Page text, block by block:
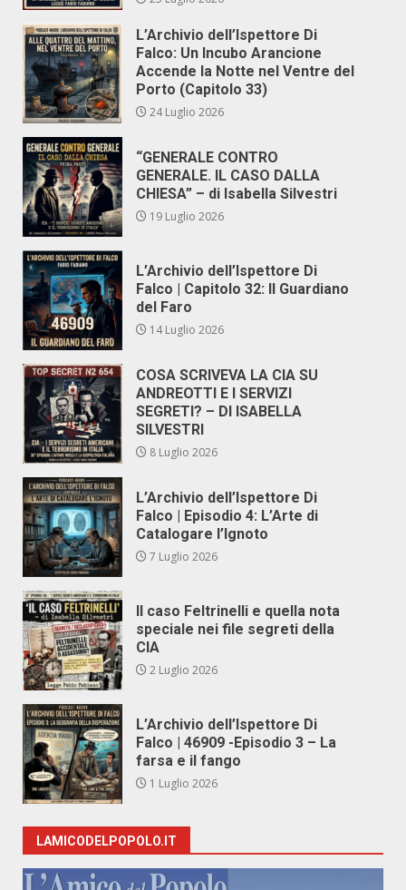
L’Archivio dell’Ispettore Di
Falco: Un Incubo Arancione
Accende la Notte nel Ventre del
Porto (Capitolo 33)
24 Luglio 2026
“GENERALE CONTRO
GENERALE. IL CASO DALLA
CHIESA” – di Isabella Silvestri
19 Luglio 2026
L’Archivio dell’Ispettore Di
Falco | Capitolo 32: Il Guardiano
del Faro
14 Luglio 2026
COSA SCRIVEVA LA CIA SU
ANDREOTTI E I SERVIZI
SEGRETI? – DI ISABELLA
SILVESTRI
8 Luglio 2026
L’Archivio dell’Ispettore Di
Falco | Episodio 4: L’Arte di
Catalogare l’Ignoto
7 Luglio 2026
Il caso Feltrinelli e quella nota
speciale nei file segreti della
CIA
2 Luglio 2026
L’Archivio dell’Ispettore Di
Falco | 46909 -Episodio 3 – La
farsa e il fango
1 Luglio 2026
LAMICODELPOPOLO.IT